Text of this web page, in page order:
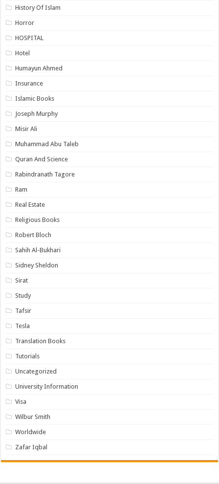
History Of Islam
Horror
HOSPITAL
Hotel
Humayun Ahmed
Insurance
Islamic Books
Joseph Murphy
Misir Ali
Muhammad Abu Taleb
Quran And Science
Rabindranath Tagore
Ram
Real Estate
Religious Books
Robert Bloch
Sahih Al-Bukhari
Sidney Sheldon
Sirat
Study
Tafsir
Tesla
Translation Books
Tutorials
Uncategorized
University Information
Visa
Wilbur Smith
Worldwide
Zafar Iqbal